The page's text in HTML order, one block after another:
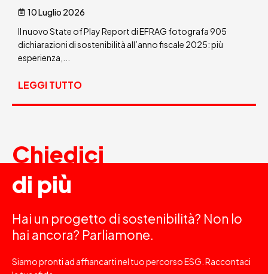
10 Luglio 2026
Il nuovo State of Play Report di EFRAG fotografa 905
dichiarazioni di sostenibilità all’anno fiscale 2025: più
esperienza,...
LEGGI TUTTO
Chiedici
di più
Hai un progetto di sostenibilità? Non lo
hai ancora? Parliamone.
Siamo pronti ad affiancarti nel tuo percorso ESG. Raccontaci